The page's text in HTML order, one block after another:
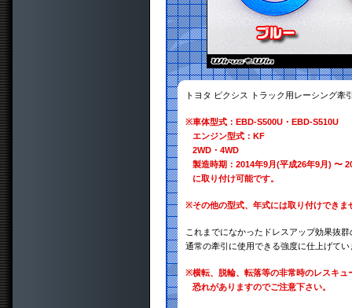
トヨタ ピクシス トラック用レーシング
※車体型式：EBD-S500U・EBD-S510U
エンジン型式：KF
2WD・4WD
製造時期：2014年9月(平成26年9月) 〜
に取り付け可能です。
※その他の型式、年式には取り付けできま
これまでになかったドレスアップ効果抜
通常の牽引に使用できる強度に仕上げてい
※横転、脱輪、転落等の非常時のレスキ
恐れがありますのでご注意下さい。